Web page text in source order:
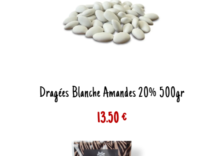
Dragées Blanche Amandes 20% 500gr
13.50 €